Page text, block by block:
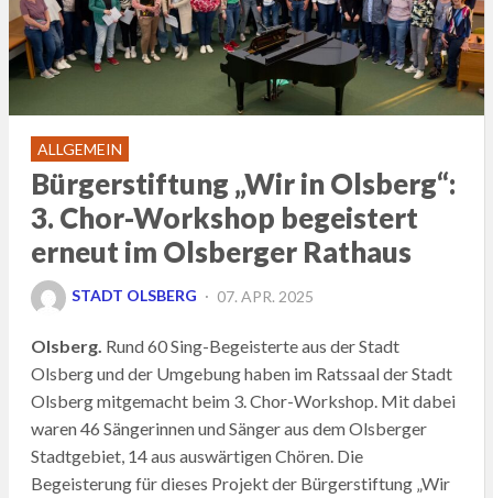
ALLGEMEIN
Bürgerstiftung „Wir in Olsberg“:
3. Chor-Workshop begeistert
erneut im Olsberger Rathaus
STADT OLSBERG
POSTED
07. APR. 2025
Olsberg. Rund 60 Sing-Begeisterte aus der Stadt
Olsberg und der Umgebung haben im Ratssaal der Stadt
Olsberg mitgemacht beim 3. Chor-Workshop. Mit dabei
waren 46 Sängerinnen und Sänger aus dem Olsberger
Stadtgebiet, 14 aus auswärtigen Chören. Die
Begeisterung für dieses Projekt der Bürgerstiftung „Wir